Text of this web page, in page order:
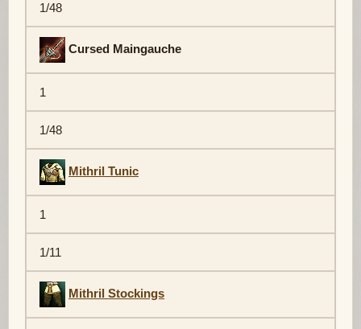
1/48
Cursed Maingauche
1
1/48
Mithril Tunic
1
1/11
Mithril Stockings